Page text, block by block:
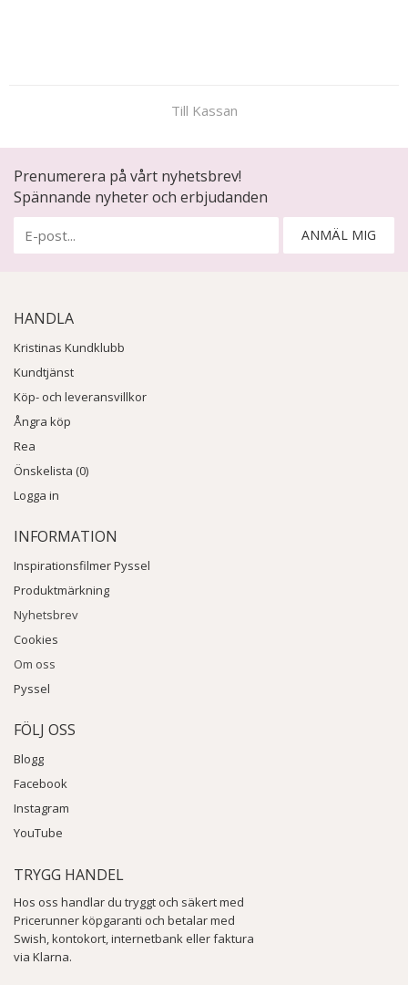
Till Kassan
Prenumerera på vårt nyhetsbrev!
Spännande nyheter och erbjudanden
ANMÄL MIG
HANDLA
Kristinas Kundklubb
Kundtjänst
Köp- och leveransvillkor
Ångra köp
Rea
Önskelista (0)
Logga in
INFORMATION
Inspirationsfilmer Pyssel
Produktmärkning
Nyhetsbrev
Cookies
Om oss
Pyssel
FÖLJ OSS
Blogg
Facebook
Instagram
YouTube
TRYGG HANDEL
Hos oss handlar du tryggt och säkert med
Pricerunner köpgaranti och betalar med
Swish, kontokort, internetbank eller faktura
via Klarna.